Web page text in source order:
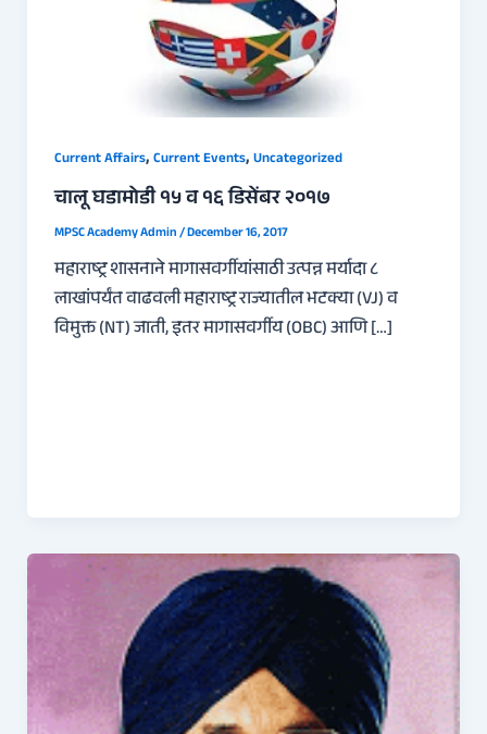
Current Affairs,Current Events,Uncategorized
चालू घडामोडी १५ व १६ डिसेंबर २०१७
MPSC Academy Admin/December 16, 2017
महाराष्ट्र शासनाने मागासवर्गीयांसाठी उत्पन्न मर्यादा ८
लाखांपर्यंत वाढवली महाराष्ट्र राज्यातील भटक्या (VJ) व
विमुक्त (NT) जाती, इतर मागासवर्गीय (OBC) आणि […]